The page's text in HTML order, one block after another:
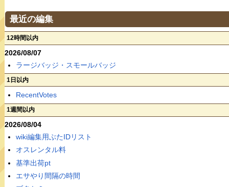
最近の編集
12時間以内
2026/08/07
ラージバッジ・スモールバッジ
1日以内
RecentVotes
1週間以内
2026/08/04
wiki編集用ぶたIDリスト
オスレンタル料
基準出荷pt
エサやり間隔の時間